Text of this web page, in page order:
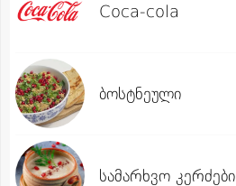
Coca-cola
ბოსტნეული
სამარხვო კერძები